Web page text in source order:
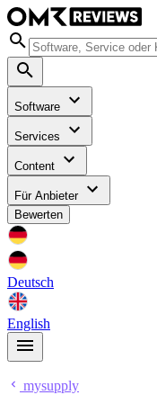
Software
Services
Content
Für Anbieter
Bewerten
Deutsch
English
mysupply